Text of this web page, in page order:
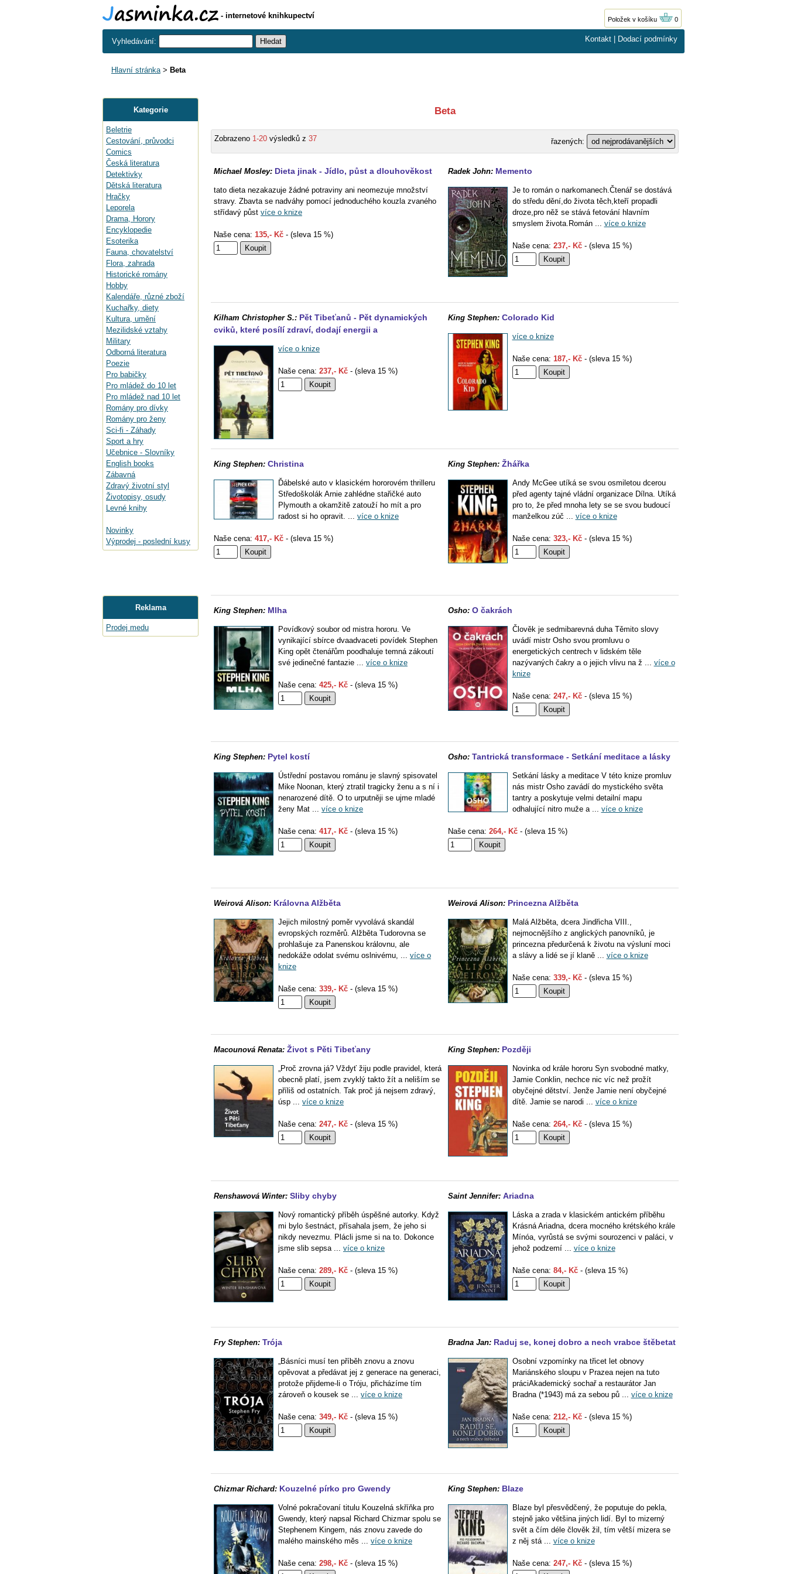
- internetové knihkupectví Položek v košíku 0
Vyhledávání: Kontakt Dodací podmínky
Hlavní stránka> Beta
Kategorie
Beletrie
Cestování, průvodci
Comics
Česká literatura
Detektivky
Dětská literatura
Hračky
Leporela
Drama, Horory
Encyklopedie
Esoterika
Fauna, chovatelství
Flora, zahrada
Historické romány
Hobby
Kalendáře, různé zboží
Kuchařky, diety
Kultura, umění
Mezilidské vztahy
Military
Odborná literatura
Poezie
Pro babičky
Pro mládež do 10 let
Pro mládež nad 10 let
Romány pro dívky
Romány pro ženy
Sci-fi - Záhady
Sport a hry
Učebnice - Slovníky
English books
Zábavná
Zdravý životní styl
Životopisy, osudy
Levné knihy
Novinky
Výprodej - poslední kusy
Reklama
Prodej medu
Beta
Zobrazeno 1-20 výsledků z 37 řazených:
Michael Mosley: Dieta jinak - Jídlo, půst a dlouhověkost
tato dieta nezakazuje žádné potraviny ani neomezuje množství
stravy. Zbavta se nadváhy pomocí jednoduchého kouzla zvaného
střídavý půst více o knize
Naše cena: 135,- Kč - (sleva 15 %)
Radek John: Memento
Je to román o narkomanech.Čtenář se dostává
do středu dění,do života těch,kteří propadli
droze,pro něž se stává fetování hlavním
smyslem života.Román ... více o knize
Naše cena: 237,- Kč- (sleva 15 %)
Kilham Christopher S.: Pět Tibeťanů - Pět dynamických
cviků, které posílí zdraví, dodají energii a
více o knize
Naše cena: 237,- Kč - (sleva 15 %)
King Stephen: Colorado Kid
více o knize
Naše cena: 187,- Kč- (sleva 15 %)
King Stephen: Christina
Ďábelské auto v klasickém hororovém thrilleru
Středoškolák Arnie zahlédne stařičké auto
Plymouth a okamžitě zatouží ho mít a pro
radost si ho opravit. ... více o knize
Naše cena: 417,- Kč - (sleva 15 %)
King Stephen: Žhářka
Andy McGee utíká se svou osmiletou dcerou
před agenty tajné vládní organizace Dílna. Utíká
pro to, že před mnoha lety se se svou budoucí
manželkou zúč ... více o knize
Naše cena: 323,- Kč- (sleva 15 %)
King Stephen: Mlha
Povídkový soubor od mistra hororu. Ve
vynikající sbírce dvaadvaceti povídek Stephen
King opět čtenářům poodhaluje temná zákoutí
své jedinečné fantazie ... více o knize
Naše cena: 425,- Kč - (sleva 15 %)
Osho: O čakrách
Člověk je sedmibarevná duha Těmito slovy
uvádí mistr Osho svou promluvu o
energetických centrech v lidském těle
nazývaných čakry a o jejich vlivu na ž ... více o
knize
Naše cena: 247,- Kč- (sleva 15 %)
King Stephen: Pytel kostí
Ústřední postavou románu je slavný spisovatel
Mike Noonan, který ztratil tragicky ženu a s ní i
nenarozené dítě. O to urputněji se ujme mladé
ženy Mat ... více o knize
Naše cena: 417,- Kč - (sleva 15 %)
Osho: Tantrická transformace - Setkání meditace a lásky
Setkání lásky a meditace V této knize promluv
nás mistr Osho zavádí do mystického světa
tantry a poskytuje velmi detailní mapu
odhalující nitro muže a ... více o knize
Naše cena: 264,- Kč- (sleva 15 %)
Weirová Alison: Královna Alžběta
Jejich milostný poměr vyvolává skandál
evropských rozměrů. Alžběta Tudorovna se
prohlašuje za Panenskou královnu, ale
nedokáže odolat svému oslnivému, ... více o
knize
Naše cena: 339,- Kč - (sleva 15 %)
Weirová Alison: Princezna Alžběta
Malá Alžběta, dcera Jindřicha VIII.,
nejmocnějšího z anglických panovníků, je
princezna předurčená k životu na výsluní moci
a slávy a lidé se jí klaně ... více o knize
Naše cena: 339,- Kč- (sleva 15 %)
Macounová Renata: Život s Pěti Tibeťany
„Proč zrovna já? Vždyť žiju podle pravidel, která
obecně platí, jsem zvyklý takto žít a neliším se
příliš od ostatních. Tak proč já nejsem zdravý,
úsp ... více o knize
Naše cena: 247,- Kč - (sleva 15 %)
King Stephen: Později
Novinka od krále hororu Syn svobodné matky,
Jamie Conklin, nechce nic víc než prožít
obyčejné dětství. Jenže Jamie není obyčejné
dítě. Jamie se narodi ... více o knize
Naše cena: 264,- Kč- (sleva 15 %)
Renshawová Winter: Sliby chyby
Nový romantický příběh úspěšné autorky. Když
mi bylo šestnáct, přísahala jsem, že jeho si
nikdy nevezmu. Plácli jsme si na to. Dokonce
jsme slib sepsa ... více o knize
Naše cena: 289,- Kč - (sleva 15 %)
Saint Jennifer: Ariadna
Láska a zrada v klasickém antickém příběhu
Krásná Ariadna, dcera mocného krétského krále
Mínóa, vyrůstá se svými sourozenci v paláci, v
jehož podzemí ... více o knize
Naše cena: 84,- Kč- (sleva 15 %)
Fry Stephen: Trója
„Básníci musí ten příběh znovu a znovu
opěvovat a předávat jej z generace na generaci,
protože přijdeme-li o Tróju, přicházíme tím
zároveň o kousek se ... více o knize
Naše cena: 349,- Kč - (sleva 15 %)
Bradna Jan: Raduj se, konej dobro a nech vrabce štěbetat
Osobní vzpomínky na třicet let obnovy
Mariánského sloupu v Prazea nejen na tuto
práciAkademický sochař a restaurátor Jan
Bradna (*1943) má za sebou pů ... více o knize
Naše cena: 212,- Kč- (sleva 15 %)
Chizmar Richard: Kouzelné pírko pro Gwendy
Volné pokračovaní titulu Kouzelná skříňka pro
Gwendy, který napsal Richard Chizmar spolu se
Stephenem Kingem, nás znovu zavede do
malého mainského měs ... více o knize
Naše cena: 298,- Kč - (sleva 15 %)
King Stephen: Blaze
Blaze byl přesvědčený, že poputuje do pekla,
stejně jako většina jiných lidí. Byl to mizerný
svět a čím déle člověk žil, tím větší mizera se
z něj stá ... více o knize
Naše cena: 247,- Kč- (sleva 15 %)